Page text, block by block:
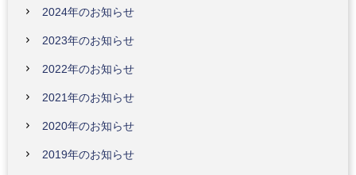
2024年のお知らせ
2023年のお知らせ
2022年のお知らせ
2021年のお知らせ
2020年のお知らせ
2019年のお知らせ